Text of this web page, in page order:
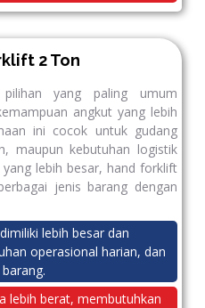
2 Ton
yang paling umum
angkut yang lebih
ini cocok untuk gudang
maupun kebutuhan logistik
lebih besar, hand forklift
jenis barang dengan
lebih besar dan
operasional harian, dan
lebih berat, membutuhkan